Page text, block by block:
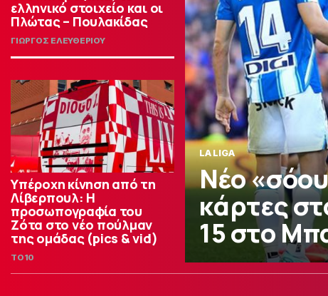
ελληνικό στοιχείο και οι
Πλώτας – Πουλακίδας
ΓΙΩΡΓΟΣ ΕΛΕΥΘΕΡΙΟΥ
Υπέροχη κίνηση από τη
Λίβερπουλ: Η
προσωπογραφία του
Ζότα στο νέο πούλμαν
της ομάδας (pics & vid)
TO10
LA LIGA
Νέο
κάρτες
15 στο